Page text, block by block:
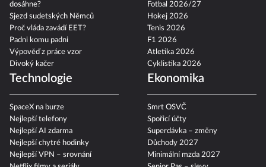
dosáhne?
Sjezd sudetských Němců
Proč vláda zavádí EET?
Padni komu padni
Výpověď z práce vzor
Divoký kačer
Fotbal 2026/27
Hokej 2026
Tenis 2026
F1 2026
Atletika 2026
Cyklistika 2026
Technologie
SpaceX na burze
Nejlepší telefony
Nejlepší AI zdarma
Nejlepší chytré hodinky
Nejlepší VPN – srovnání
Ekonomika
Smrt OSVČ
Spořicí účty
Superdávka – změny
Důchody 2027
Minimální mzda 2027